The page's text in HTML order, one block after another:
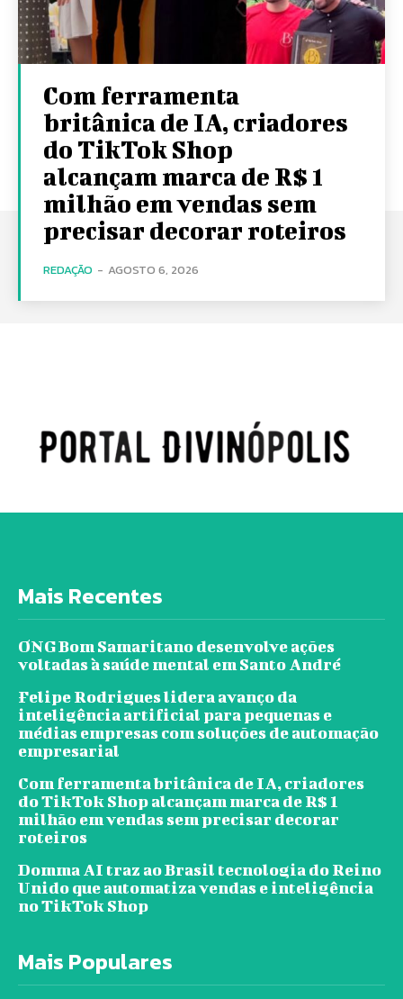
Com ferramenta
britânica de IA, criadores
do TikTok Shop
alcançam marca de R$ 1
milhão em vendas sem
precisar decorar roteiros
REDAÇÃO - AGOSTO 6, 2026
Mais Recentes
ONG Bom Samaritano desenvolve ações
voltadas à saúde mental em Santo André
Felipe Rodrigues lidera avanço da
inteligência artificial para pequenas e
médias empresas com soluções de automação
empresarial
Com ferramenta britânica de IA, criadores
do TikTok Shop alcançam marca de R$ 1
milhão em vendas sem precisar decorar
roteiros
Domma AI traz ao Brasil tecnologia do Reino
Unido que automatiza vendas e inteligência
no TikTok Shop
Mais Populares